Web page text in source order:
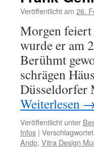
Veröffentlicht am 26.
Morgen feiert
wurde er am
Berühmt
schrägen
Düsseldorfer
Weiterlesen
Veröffentlicht unter
Infos |
Ando, Vitra Design